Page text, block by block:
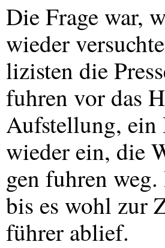
Die Frage war,
wieder
lizisten die
fuhren vor das
Aufstellung, ein
wieder ein, die
gen fuhren
bis es wohl zur
führer ablief.